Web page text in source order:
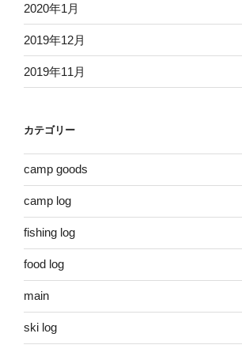
2020年1月
2019年12月
2019年11月
カテゴリー
camp goods
camp log
fishing log
food log
main
ski log